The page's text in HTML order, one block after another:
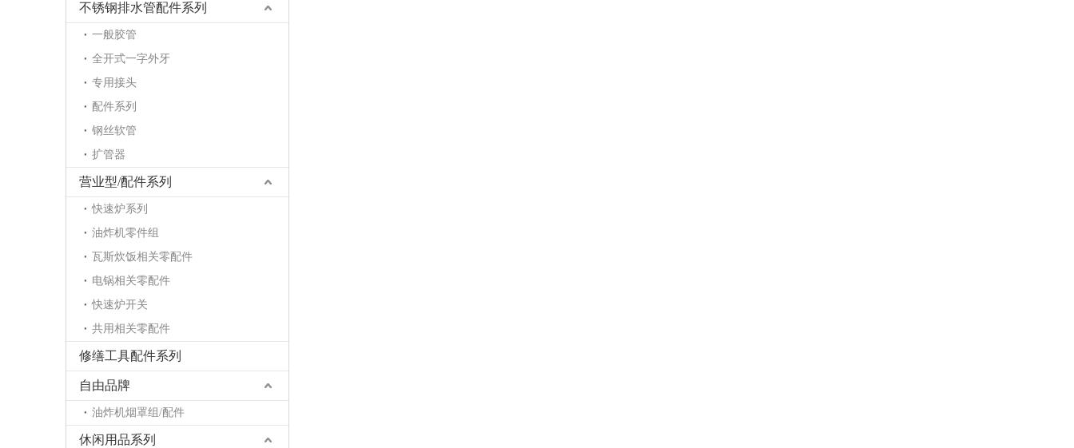
不锈钢排水管配件系列
一般胶管
全开式一字外牙
专用接头
配件系列
钢丝软管
扩管器
营业型/配件系列
快速炉系列
油炸机零件组
瓦斯炊饭相关零配件
电锅相关零配件
快速炉开关
共用相关零配件
修缮工具配件系列
自由品牌
油炸机烟罩组/配件
休闲用品系列